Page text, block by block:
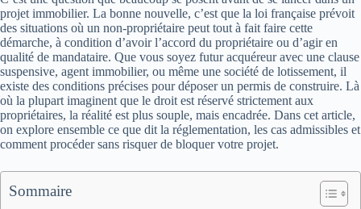
projet immobilier. La bonne nouvelle, c’est que la loi française prévoit
des situations où un non-propriétaire peut tout à fait faire cette
démarche, à condition d’avoir l’accord du propriétaire ou d’agir en
qualité de mandataire. Que vous soyez futur acquéreur avec une clause
suspensive, agent immobilier, ou même une société de lotissement, il
existe des conditions précises pour déposer un permis de construire. Là
où la plupart imaginent que le droit est réservé strictement aux
propriétaires, la réalité est plus souple, mais encadrée. Dans cet article,
on explore ensemble ce que dit la réglementation, les cas admissibles et
comment procéder sans risquer de bloquer votre projet.
Sommaire